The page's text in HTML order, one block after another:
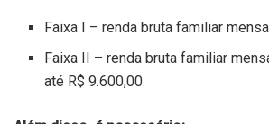
Faixa I – renda bruta familiar
Faixa II – renda bruta familiar
até R$ 9.600,00.